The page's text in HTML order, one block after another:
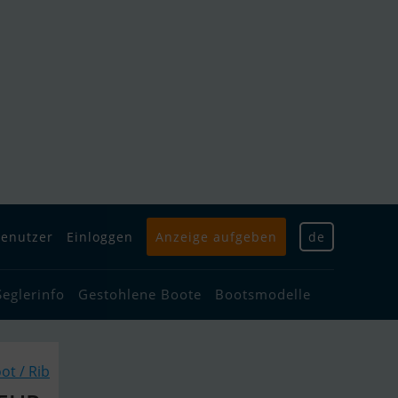
Einloggen Anzeige aufgeben de
Gestohlene Boote Bootsmodelle
/ Rib